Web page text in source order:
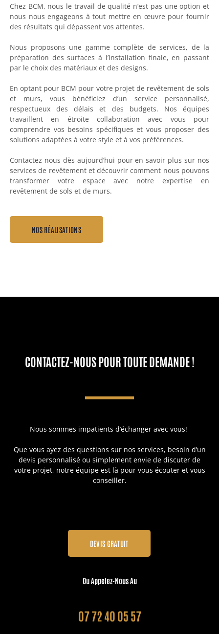
Chez BCM, nous le travail de qualité n’est pas une option et
nous nous engageons à tout mettre en œuvre pour fournir
des résultats qui dépassent vos attentes.
Nous proposons une gamme complète de services, de la
préparation des surfaces à l’installation finale, en passant
par le choix des matériaux et des designs.
En optant pour BCM pour votre projet de revêtement de sols
et murs, vous bénéficiez d’un service personnalisé,
respectueux des délais et des budgets. Nos équipes
travaillent en étroite collaboration avec vous pour
comprendre vos besoins spécifiques et vous proposer des
solutions adaptées à votre style et à vos préférences.
Contactez nous dès aujourd’hui pour en savoir plus sur nos
services de revêtement et découvrir comment nous pouvons
transformer votre espace avec notre expertise en
revêtement de sols et de murs.
NOS RÉALISATIONS
CONTACTEZ-NOUS POUR TOUTE DEMANDE !
Nous sommes impatients d’échanger avec vous!
Que vous ayez des questions sur nos services, besoin d’un
devis personnalisé ou simplement envie de discuter de
votre projet, notre équipe est là pour vous écouter et vous
conseiller.
DEVIS GRATUIT
Ou Appelez-Nous Au
07 72 40 05 57